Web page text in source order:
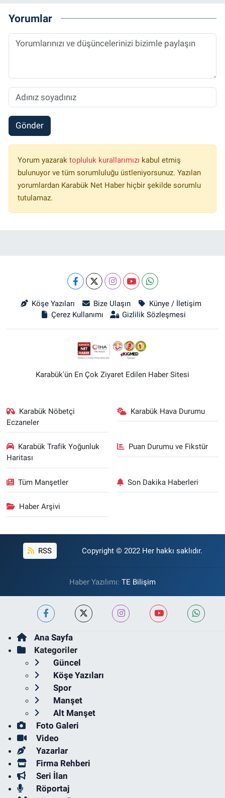
Yorumlar
Gönder
Yorum yazarak topluluk kurallarımızı kabul etmiş
bulunuyor ve tüm sorumluluğu üstleniyorsunuz. Yazılan
yorumlardan Karabük Net Haber hiçbir şekilde sorumlu
tutulamaz.
Köşe Yazıları Bize Ulaşın
Künye / İletişim
Çerez Kullanımı
Gizlilik Sözleşmesi
Karabük'ün En Çok Ziyaret Edilen Haber Sitesi
Karabük Nöbetçi
Eczaneler
Karabük Hava Durumu
Karabük Trafik Yoğunluk
Haritası
Puan Durumu ve Fikstür
Tüm Manşetler Son Dakika Haberleri
Haber Arşivi
RSS Copyright © 2022 Her hakkı saklıdır.
Haber Yazılımı: TE Bilişim
Ana Sayfa
Kategoriler
Güncel
Köşe Yazıları
Spor
Manşet
Alt Manşet
Foto Galeri
Video
Yazarlar
Firma Rehberi
Seri İlan
Röportaj